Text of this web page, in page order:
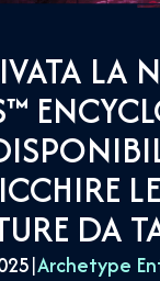
LA
DA
|Archetype